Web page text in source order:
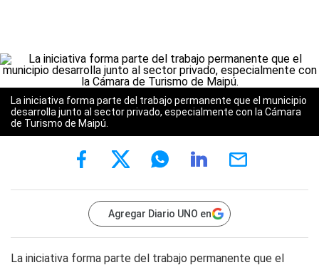
La iniciativa forma parte del trabajo permanente que el municipio
desarrolla junto al sector privado, especialmente con la Cámara
de Turismo de Maipú.
Agregar Diario UNO en
La iniciativa forma parte del trabajo permanente que el